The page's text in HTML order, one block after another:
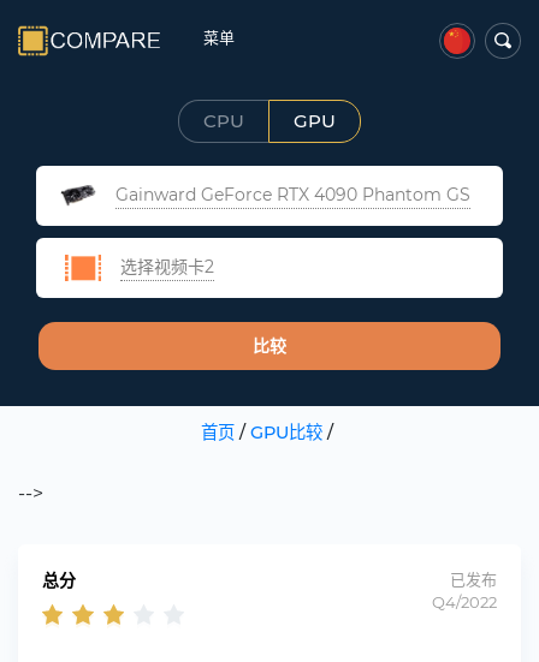
菜单
CPU GPU
Gainward GeForce RTX 4090 Phantom GS
选择视频卡2
比较
首页 / GPU比较 /
-->
总分
已发布
Q4/2022